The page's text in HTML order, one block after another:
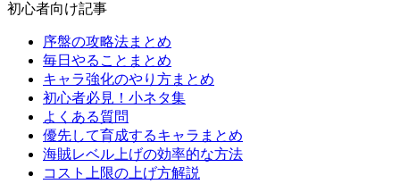
初心者向け記事
序盤の攻略法まとめ
毎日やることまとめ
キャラ強化のやり方まとめ
初心者必見！小ネタ集
よくある質問
優先して育成するキャラまとめ
海賊レベル上げの効率的な方法
コスト上限の上げ方解説